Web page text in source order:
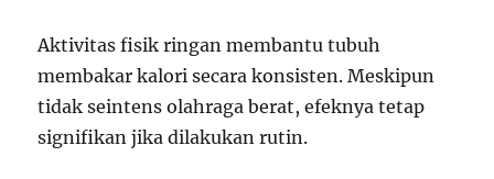
Aktivitas fisik ringan membantu tubuh
membakar kalori secara konsisten. Meskipun
tidak seintens olahraga berat, efeknya tetap
signifikan jika dilakukan rutin.